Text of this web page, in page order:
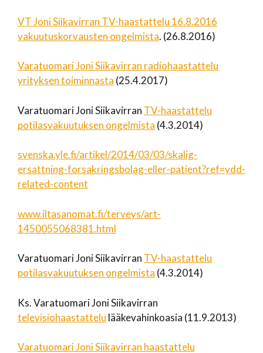
VT Joni Siikavirran TV-haastattelu 16.8.2016
vakuutuskorvausten ongelmista. (26.8.2016)
Varatuomari Joni Siikavirran radiohaastattelu
yrityksen toiminnasta (25.4.2017)
Varatuomari Joni Siikavirran TV-haastattelu
potilasvakuutuksen ongelmista (4.3.2014)
svenska.yle.fi/artikel/2014/03/03/skalig-
ersattning-forsakringsbolag-eller-patient?ref=ydd-
related-content
www.iltasanomat.fi/terveys/art-
1450055068381.html
Varatuomari Joni Siikavirran TV-haastattelu
potilasvakuutuksen ongelmista (4.3.2014)
Ks. Varatuomari Joni Siikavirran
televisiohaastattelu lääkevahinkoasia (11.9.2013)
Varatuomari Joni Siikavirran haastattelu